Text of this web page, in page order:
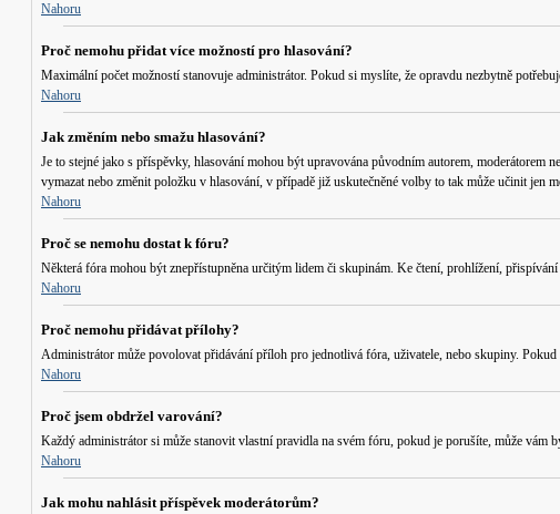
Nahoru
Proč nemohu přidat více možností pro hlasování?
Maximální počet možností stanovuje administrátor. Pokud si myslíte, že opravdu nezbytně
Nahoru
Jak změním nebo smažu hlasování?
Je to stejné jako s příspěvky, hlasování mohou být upravována původním autorem,
vymazat nebo změnit položku v hlasování, v případě již uskutečněné volby to tak může učinit jen
Nahoru
Proč se nemohu dostat k fóru?
Některá fóra mohou být znepřístupněna určitým lidem či skupinám. Ke čtení, prohlížení,
Nahoru
Proč nemohu přidávat přílohy?
Administrátor může povolovat přidávání příloh pro jednotlivá fóra, uživatele, nebo skupiny.
Nahoru
Proč jsem obdržel varování?
Každý administrátor si může stanovit vlastní pravidla na svém fóru, pokud je porušíte, může
Nahoru
Jak mohu nahlásit příspěvek moderátorům?